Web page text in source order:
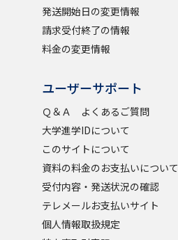
発送開始日の変更情報
請求受付終了の情報
料金の変更情報
ユーザーサポート
Ｑ＆Ａ よくあるご質問
大学進学IDについて
このサイトについて
資料の料金のお支払いについて
受付内容・発送状況の確認
テレメールお支払いサイト
個人情報取扱規定